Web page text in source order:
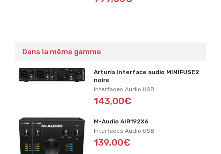
Dans la même gamme
Arturia Interface audio MINIFUSE2
noire
Interfaces Audio USB
143,00€
M-Audio AIR192X6
Interfaces Audio USB
139,00€